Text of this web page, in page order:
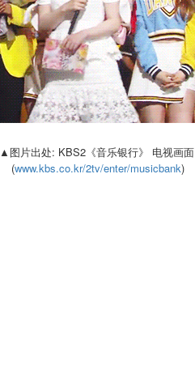
▲图片出处: KBS2《音乐银行》 电视画面
(www.kbs.co.kr/2tv/enter/musicbank)